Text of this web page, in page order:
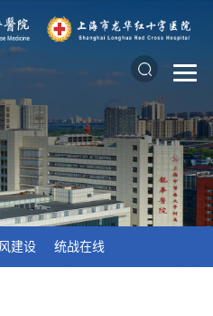
建设 统战在线